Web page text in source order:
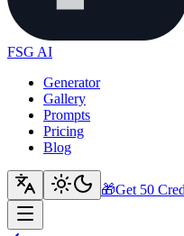
FSG AI
Generator
Gallery
Prompts
Pricing
Blog
🎁Get 50